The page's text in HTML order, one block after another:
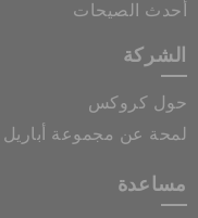
أحدث الصيحات
الشركة
حول كروكس
لمحة عن مجموعة أباريل
مساعدة